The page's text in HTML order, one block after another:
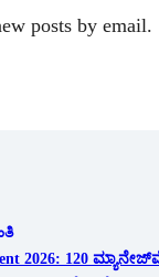
posts by email.
2026: 120